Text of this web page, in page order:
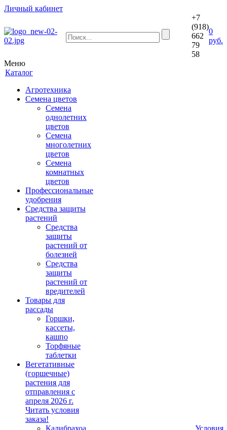
Личный кабинет
+7
(918)
662
79
58
0
руб.
Меню
Каталог
Агротехника
Семена цветов
Семена
однолетних
цветов
Семена
многолетних
цветов
Семена
комнатных
цветов
Профессиональные
удобрения
Средства защиты
растений
Средства
защиты
растений от
болезней
Средства
защиты
растений от
вредителей
Товары для
рассады
Горшки,
кассеты,
кашпо
Торфяные
таблетки
Вегетативные
(горшечные)
растения для
отправления с
апреля 2026 г.
Читать условия
заказа!
Калибрахоа
Условия